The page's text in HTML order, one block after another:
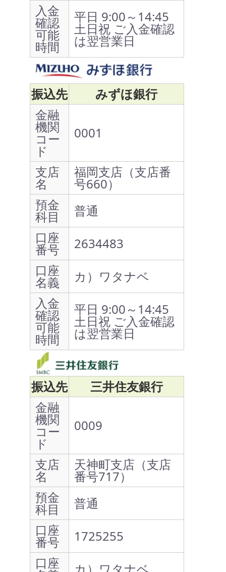
入金
確認
可能
時間
平日 9:00～14:45
土日祝 ご入金確認
は翌営業日
振込先
みずほ銀行
金融
機関
コー
ド
0001
支店
名
福岡支店（支店番
号660）
預金
科目
普通
口座
番号
2634483
口座
名義
カ）ワタナベ
入金
確認
可能
時間
平日 9:00～14:45
土日祝 ご入金確認
は翌営業日
振込先
三井住友銀行
金融
機関
コー
ド
0009
支店
名
天神町支店（支店
番号717）
預金
科目
普通
口座
番号
1725255
口座
カ）ワタナベ